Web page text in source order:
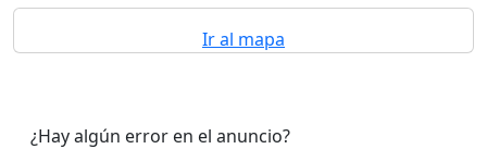
Ir al mapa
¿Hay algún error en el anuncio?